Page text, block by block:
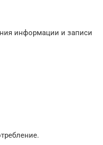
информации и записи